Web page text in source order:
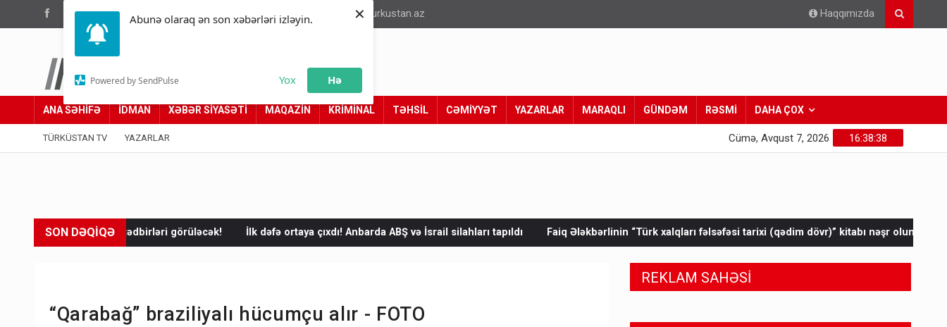
Abunə olaraq ən son xəbərləri izləyin.
Powered by SendPulse Yox Hə
×
(012) 449 94 05 info@turkustan.az Haqqımızda
Türküstan.az
Adımız yolumuzdur
ANA SƏHİFƏ İDMAN XƏBƏR SİYASƏTİ MAQAZİN KRİMİNAL TƏHSİL CƏMİYYƏT YAZARLAR MARAQLI GÜNDƏM RƏSMİ DAHA ÇOX
TÜRKÜSTAN TV YAZARLAR 16:38:40
Cümə, Avqust 7, 2026
SON DƏQİQƏ
tədbirləri görüləcək! İlk dəfə ortaya çıxdı! Anbarda ABŞ və İsrail silahları tapıldı Faiq Ələkbərlinin “Türk xalqları fəlsəfəsi tarixi (qədim dövr)” kitabı nəşr olunub Zar kəndinin xarici su
“Qarabağ” braziliyalı hücumçu alır - FOTO
REKLAM SAHƏSİ